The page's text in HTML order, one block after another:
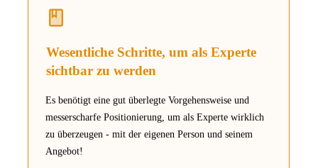
Wesentliche Schritte, um als Experte
sichtbar zu werden
Es benötigt eine gut überlegte Vorgehensweise und
messerscharfe Positionierung, um als Experte wirklich
zu überzeugen - mit der eigenen Person und seinem
Angebot!